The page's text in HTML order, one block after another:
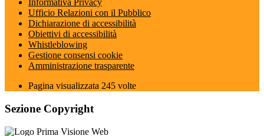
Informativa Privacy
Ufficio Relazioni con il Pubblico
Dichiarazione di accessibilità
Obiettivi di accessibilità
Whistleblowing
Gestione consensi cookie
Amministrazione trasparente
Pagina visualizzata 245 volte
Sezione Copyright